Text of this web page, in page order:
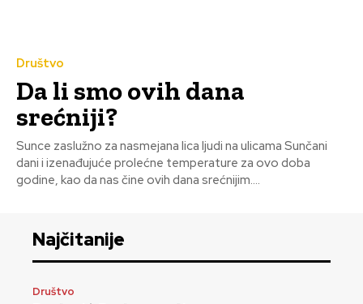
Društvo
Da li smo ovih dana
srećniji?
Sunce zaslužno za nasmejana lica ljudi na ulicama Sunčani
dani i izenađujuće prolećne temperature za ovo doba
godine, kao da nas čine ovih dana srećnijim....
Najčitanije
Društvo